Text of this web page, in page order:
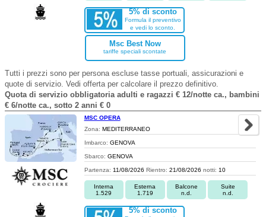
5% di sconto
Formula il preventivo
e vedi lo sconto.
Msc Best Now
tariffe speciali scontate
Tutti i prezzi sono per persona escluse tasse portuali, assicurazioni e
quote di servizio. Vedi offerta per calcolare il prezzo definitivo.
Quota di servizio obbligatoria adulti e ragazzi € 12/notte ca., bambini
€ 6/notte ca., sotto 2 anni € 0
MSC OPERA
Zona: MEDITERRANEO
Imbarco: GENOVA
Sbarco: GENOVA
Partenza: 11/08/2026 Rientro: 21/08/2026 notti: 10
Interna
1.529
Esterna
1.719
Balcone
n.d.
Suite
n.d.
5% di sconto